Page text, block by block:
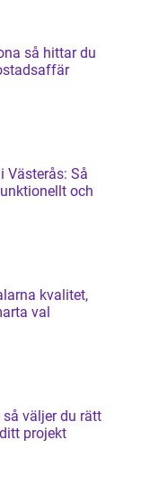
du
Västerås: Så
och
val
projekt